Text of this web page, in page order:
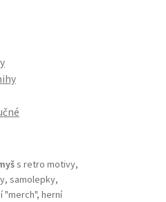
s retro motivy,
samolepky,
"merch", herní